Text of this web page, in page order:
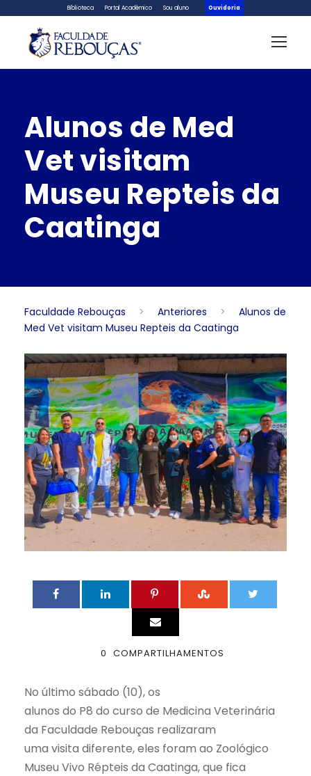
Biblioteca Portal Acadêmico Sou aluno Ouvidoria
Alunos de Med
Vet visitam
Museu Repteis da
Caatinga
Faculdade Rebouças > Anteriores >
Alunos de
Med Vet visitam Museu Repteis da Caatinga
0 COMPARTILHAMENTOS
No último sábado (10), os
alunos do P8 do curso de Medicina Veterinária
da Faculdade Rebouças realizaram
uma visita diferente, eles foram ao Zoológico
Museu Vivo Répteis da Caatinga, que fica